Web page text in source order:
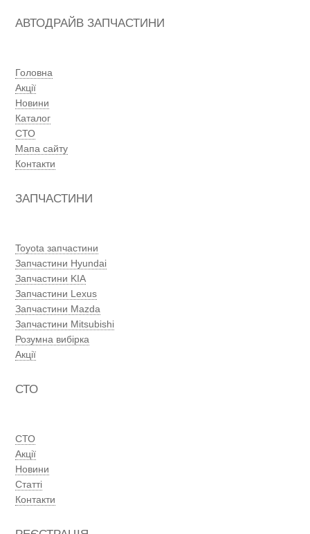
АВТОДРАЙВ ЗАПЧАСТИНИ
Головна
Акції
Новини
Каталог
СТО
Мапа сайту
Контакти
ЗАПЧАСТИНИ
Toyota запчастини
Запчастини Hyundai
Запчастини KIA
Запчастини Lexus
Запчастини Mazda
Запчастини Mitsubishi
Розумна вибірка
Акції
СТО
СТО
Акції
Новини
Статті
Контакти